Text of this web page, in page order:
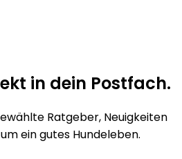
in dein Postfach.
Ratgeber, Neuigkeiten
ein gutes Hundeleben.